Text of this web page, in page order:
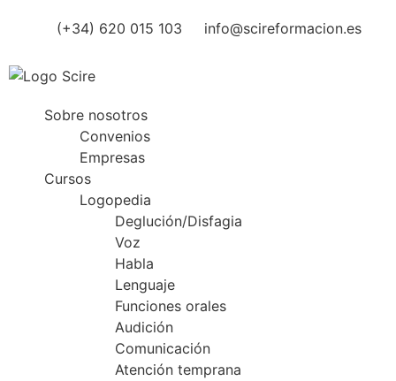
(+34) 620 015 103 info@scireformacion.es
Sobre nosotros
Convenios
Empresas
Cursos
Logopedia
Deglución/Disfagia
Voz
Habla
Lenguaje
Funciones orales
Audición
Comunicación
Atención temprana